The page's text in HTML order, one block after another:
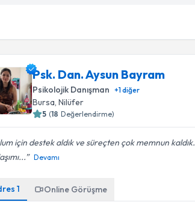
Psk. Dan. Aysun Bayram
Psikolojik Danışman +1diğer
Bursa , Nilüfer
5 (18 Değerlendirme)
için destek aldık ve süreçten çok memnun kaldık.
Devamı
1 Online Görüşme